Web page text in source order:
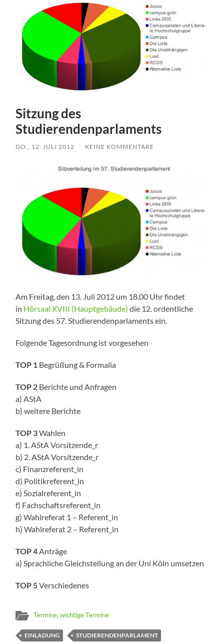
Sitzung des
Studierendenparlaments
DO., 12. JULI 2012 / KEINE KOMMENTARE
Am Freitag, den 13. Juli 2012 um 18.00 Uhr findet
in Hörsaal XVIII (Hauptgebäude) die 12. ordentliche
Sitzung des 57. Studierendenparlaments ein.
Folgende Tagesordnung ist vorgesehen
TOP 1 Begrüßung & Formalia
TOP 2 Berichte und Anfragen
a) AStA
b) weitere Berichte
TOP 3Wahlen
a) 1. AStA Vorsitzende_r
b) 2. AStA Vorsitzende_r
c) Finanzreferent_in
d) Politikreferent_in
e) Sozialreferent_in
f) Fachschaftsreferent_in
g) Wahlreferat 1 – Referent_in
h) Wahlreferat 2 – Referent_in
TOP 4Anträge
a) Sprachliche Gleichstellung an der Uni Köln umsetzen
TOP 5Verschiedenes
Termine,wichtige Termine
EINLADUNG STUDIERENDENPARLAMENT